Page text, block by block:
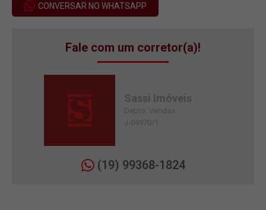
CONVERSAR NO WHATSAPP
Fale com um corretor(a)!
Sassi Imóveis
Depto. Vendas
J-04970/1
(19) 99368-1824